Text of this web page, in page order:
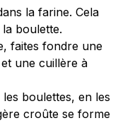
la farine. Cela
boulette.
faites fondre une
une cuillère à
boulettes, en les
croûte se forme